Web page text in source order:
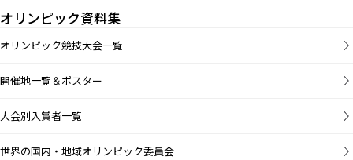
オリンピック資料集
オリンピック競技大会一覧
開催地一覧＆ポスター
大会別入賞者一覧
世界の国内・地域オリンピック委員会